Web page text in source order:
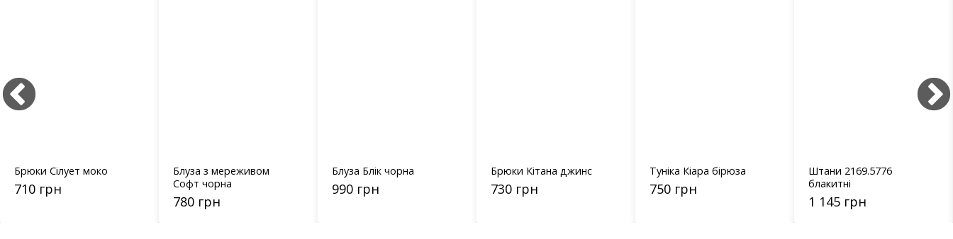
Брюки Сілует моко
710 грн
Блуза з мереживом
Софт чорна
780 грн
Блуза Блік чорна
990 грн
Брюки Кітана джинс
730 грн
Туніка Кіара бірюза
750 грн
Штани 2169.5776
блакитні
1 145 грн